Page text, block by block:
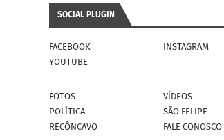
SOCIAL PLUGIN
FACEBOOK
INSTAGRAM
YOUTUBE
FOTOS
VÍDEOS
POLÍTICA
SÃO FELIPE
RECÔNCAVO
FALE CONOSCO